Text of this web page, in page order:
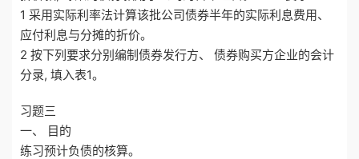
1 采用实际利率法计算该批公司债券半年的实际利息费用、
应付利息与分摊的折价。
2 按下列要求分别编制债券发行方、 债券购买方企业的会计
分录, 填入表1。
习题三
一、 目的
练习预计负债的核算。